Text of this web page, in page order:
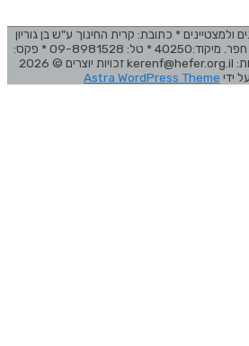
ולמצטיינים * כתובת: קרית החינוך ע"ש בן גוריון
(רופין), המועצה האזורית עמק חפר. מיקוד:40250 * טל: 09-8981528 * פקס:
ידי Astra WordPress Theme